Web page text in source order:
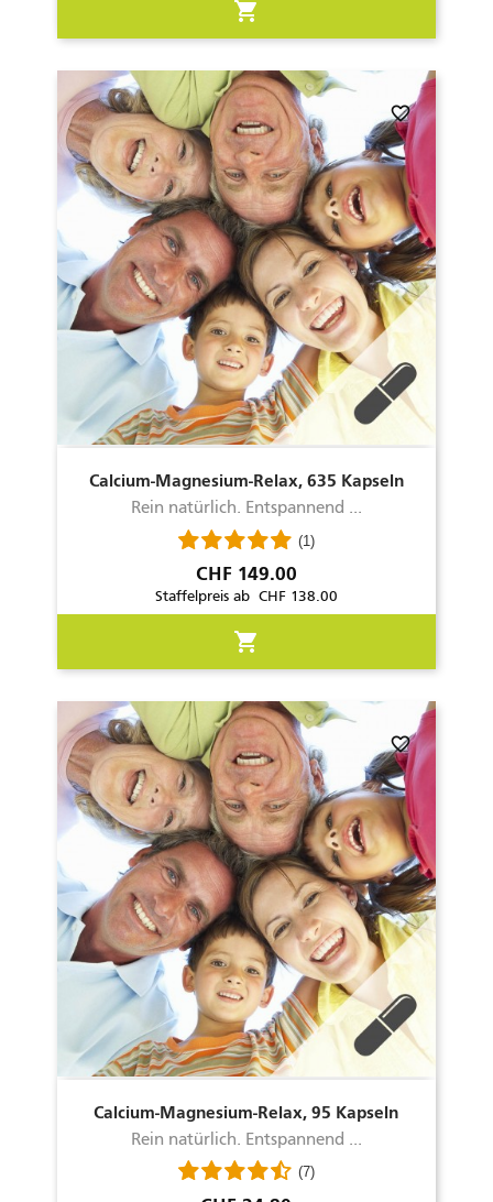
shopping_cart
Calcium-Magnesium-Relax, 635 Kapseln
Rein natürlich. Entspannend ...
favorite_border
(1)
Preis
CHF 149.00
Staffelpreis ab CHF 138.00
shopping_cart
Calcium-Magnesium-Relax, 95 Kapseln
Rein natürlich. Entspannend ...
favorite_border
(7)